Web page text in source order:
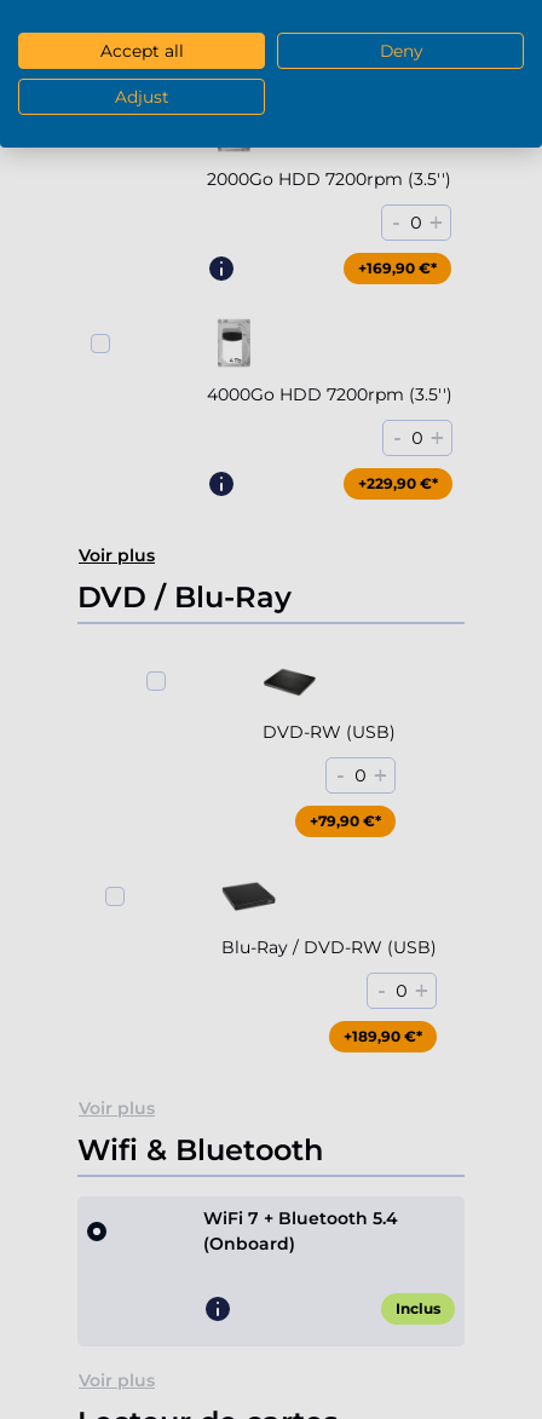
+294,90 €*
2000Go HDD 7200rpm (3.5'')
- 0 +
+169,90 €*
4000Go HDD 7200rpm (3.5'')
- 0 +
+229,90 €*
Voir plus
DVD / Blu-Ray
DVD-RW (USB)
- 0 +
+79,90 €*
Blu-Ray / DVD-RW (USB)
- 0 +
+189,90 €*
Voir plus
Wifi & Bluetooth
WiFi 7 + Bluetooth 5.4
(Onboard)
Inclus
Voir plus
Accept all Deny
Adjust